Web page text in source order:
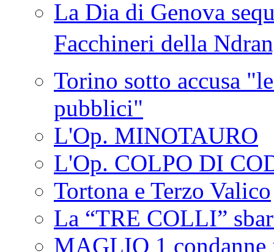
La Dia di Genova
Facchineri della
Torino sotto accusa
pubblici"
L'Op. MINOTAURO
L'Op. COLPO DI
Tortona e Terzo Valico
La “TRE COLLI”
MAGLIO 1 condanne